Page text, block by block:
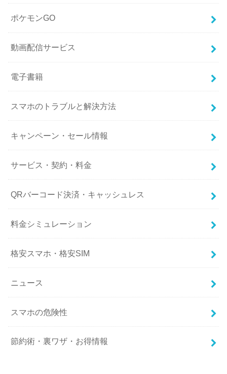
ポケモンGO
動画配信サービス
電子書籍
スマホのトラブルと解決方法
キャンペーン・セール情報
サービス・契約・料金
QRバーコード決済・キャッシュレス
料金シミュレーション
格安スマホ・格安SIM
ニュース
スマホの危険性
節約術・裏ワザ・お得情報